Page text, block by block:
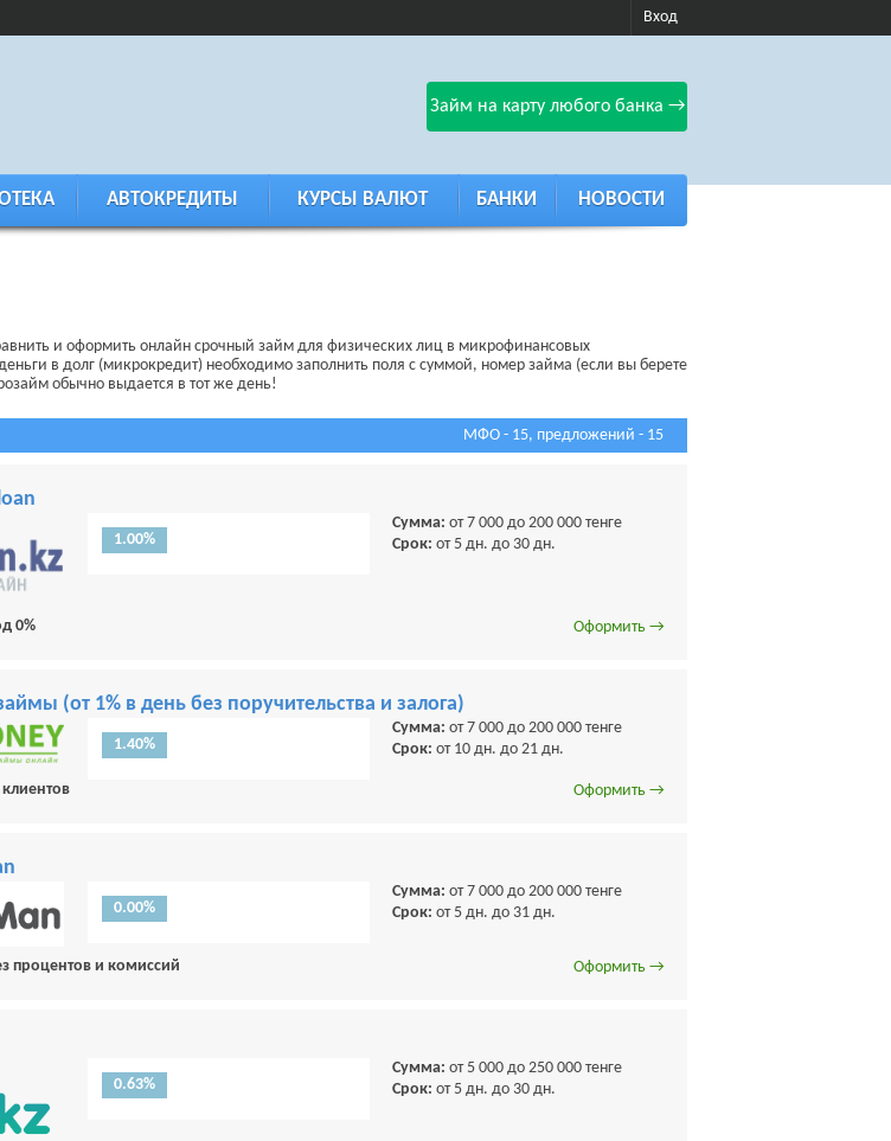
Вход
Займ на карту любого банка →
АВТОКРЕДИТЫ КУРСЫ ВАЛЮТ БАНКИ НОВОСТИ
и оформить онлайн срочный займ для физических лиц в микрофинансовых
в долг (микрокредит) необходимо заполнить поля с суммой, номер займа (если вы берете
обычно выдается в тот же день!
МФО - 15, предложений - 15
1.00%
Сумма: от 7 000 до 200 000 тенге
Срок: от 5 дн. до 30 дн.
0% Оформить →
(от 1% в день без поручительства и залога)
1.40%
Сумма: от 7 000 до 200 000 тенге
Срок: от 10 дн. до 21 дн.
Оформить →
0.00%
Сумма: от 7 000 до 200 000 тенге
Срок: от 5 дн. до 31 дн.
процентов и комиссий Оформить →
0.63%
Сумма: от 5 000 до 250 000 тенге
Срок: от 5 дн. до 30 дн.